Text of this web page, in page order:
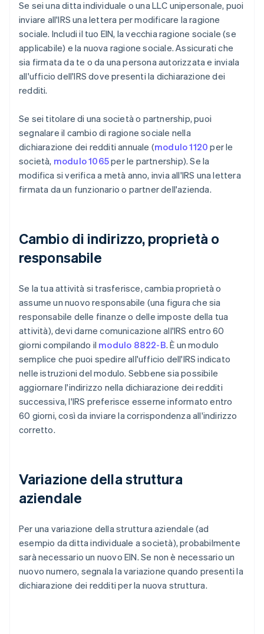
Se sei una ditta individuale o una LLC unipersonale, puoi
inviare all'IRS una lettera per modificare la ragione
sociale. Includi il tuo EIN, la vecchia ragione sociale (se
applicabile) e la nuova ragione sociale. Assicurati che
sia firmata da te o da una persona autorizzata e inviala
all'ufficio dell'IRS dove presenti la dichiarazione dei
redditi.
Se sei titolare di una società o partnership, puoi
segnalare il cambio di ragione sociale nella
dichiarazione dei redditi annuale (modulo 1120 per le
società, modulo 1065per le partnership). Se la
modifica si verifica a metà anno, invia all'IRS una lettera
firmata da un funzionario o partner dell'azienda.
Cambio di indirizzo, proprietà o
responsabile
Se la tua attività si trasferisce, cambia proprietà o
assume un nuovo responsabile (una figura che sia
responsabile delle finanze o delle imposte della tua
attività), devi darne comunicazione all'IRS entro 60
giorni compilando il modulo 8822-B. È un modulo
semplice che puoi spedire all'ufficio dell'IRS indicato
nelle istruzioni del modulo. Sebbene sia possibile
aggiornare l'indirizzo nella dichiarazione dei redditi
successiva, l'IRS preferisce esserne informato entro
60 giorni, così da inviare la corrispondenza all'indirizzo
corretto.
Variazione della struttura
aziendale
Per una variazione della struttura aziendale (ad
esempio da ditta individuale a società), probabilmente
sarà necessario un nuovo EIN. Se non è necessario un
nuovo numero, segnala la variazione quando presenti la
dichiarazione dei redditi per la nuova struttura.